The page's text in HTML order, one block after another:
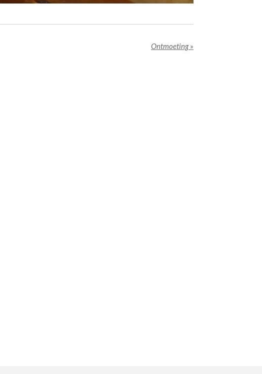
Ontmoeting »